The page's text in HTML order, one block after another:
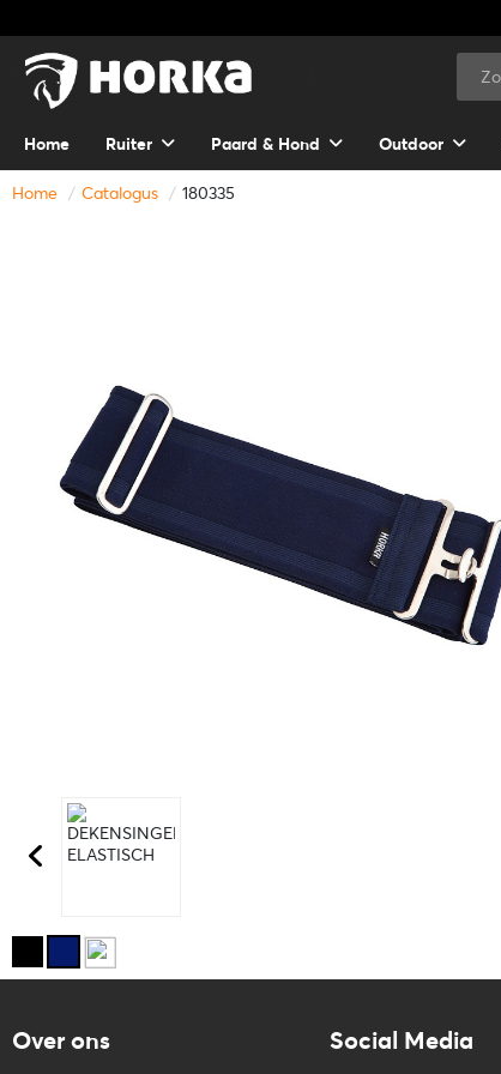
Home Ruiter Paard & Hond Outdoor
Home Catalogus 180335
Over ons Social Media